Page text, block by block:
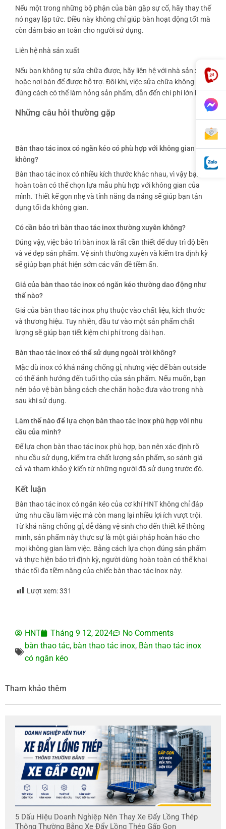
Nếu một trong những bộ phận của bàn gặp sự cố, hãy thay thế
nó ngay lập tức. Điều này không chỉ giúp bàn hoạt động tốt mà
còn đảm bảo an toàn cho người sử dụng.
Liên hệ nhà sản xuất
Nếu bạn không tự sửa chữa được, hãy liên hệ với nhà sản xuất
hoặc nơi bán để được hỗ trợ. Đôi khi, việc sửa chữa không
đúng cách có thể làm hỏng sản phẩm, dẫn đến chi phí lớn hơn.
Những câu hỏi thường gặp
Bàn thao tác inox có ngăn kéo có phù hợp với không gian nhỏ
không?
Bàn thao tác inox có nhiều kích thước khác nhau, vì vậy bạn
hoàn toàn có thể chọn lựa mẫu phù hợp với không gian của
mình. Thiết kế gọn nhẹ và tính năng đa năng sẽ giúp bạn tận
dụng tối đa không gian.
Có cần bảo trì bàn thao tác inox thường xuyên không?
Đúng vậy, việc bảo trì bàn inox là rất cần thiết để duy trì độ bền
và vẻ đẹp sản phẩm. Vệ sinh thường xuyên và kiểm tra định kỳ
sẽ giúp bạn phát hiện sớm các vấn đề tiềm ẩn.
Giá của bàn thao tác inox có ngăn kéo thường dao động như
thế nào?
Giá của bàn thao tác inox phụ thuộc vào chất liệu, kích thước
và thương hiệu. Tuy nhiên, đầu tư vào một sản phẩm chất
lượng sẽ giúp bạn tiết kiệm chi phí trong dài hạn.
Bàn thao tác inox có thể sử dụng ngoài trời không?
Mặc dù inox có khả năng chống gỉ, nhưng việc để bàn outside
có thể ảnh hưởng đến tuổi thọ của sản phẩm. Nếu muốn, bạn
nên bảo vệ bàn bằng cách che chắn hoặc đưa vào trong nhà
sau khi sử dụng.
Làm thế nào để lựa chọn bàn thao tác inox phù hợp với nhu
cầu của mình?
Để lựa chọn bàn thao tác inox phù hợp, bạn nên xác định rõ
nhu cầu sử dụng, kiểm tra chất lượng sản phẩm, so sánh giá
cả và tham khảo ý kiến từ những người đã sử dụng trước đó.
Kết luận
Bàn thao tác inox có ngăn kéo của cơ khí HNT không chỉ đáp
ứng nhu cầu làm việc mà còn mang lại nhiều lợi ích vượt trội.
Từ khả năng chống gỉ, dễ dàng vệ sinh cho đến thiết kế thông
minh, sản phẩm này thực sự là một giải pháp hoàn hảo cho
mọi không gian làm việc. Bằng cách lựa chọn đúng sản phẩm
và thực hiện bảo trì định kỳ, người dùng hoàn toàn có thể khai
thác tối đa tiềm năng của chiếc bàn thao tác inox này.
Lượt xem:331
HNT Tháng 9 12, 2024
No Comments
bàn thao tác, bàn thao tác inox, Bàn thao tác inox
có ngăn kéo
Tham khảo thêm
5 Dấu Hiệu Doanh Nghiệp Nên Thay Xe Đẩy Lồng Thép
Thông Thường Bằng Xe Đẩy Lồng Thép Gấp Gọn